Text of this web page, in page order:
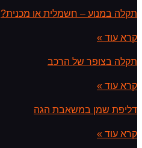
תקלה במנוע – חשמלית או מכנית?
קרא עוד »
תקלה בצופר של הרכב
קרא עוד »
דליפת שמן במשאבת הגה
קרא עוד »